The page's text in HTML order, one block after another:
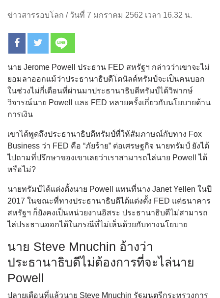
ข่าวสารรอบโลก / วันที่ 7 มกราคม 2562 เวลา 16.32 น.
นาย Jerome Powell ประธาน FED สหรัฐฯ กล่าวว่าเขาจะไม่
ยอมลาออกแม้ว่าประธานาธิบดีโดนัลด์ทรัมป์จะเป็นคนบอก
ในช่วงไม่กี่เดือนที่ผ่านมาประธานาธิบดีทรัมป์ได้วิพากษ์
วิจารณ์นาย Powell และ FED หลายครั้งเกี่ยวกับนโยบายด้าน
การเงิน
เขาได้พูดถึงประธานาธิบดีทรัมป์ที่ให้สัมภาษณ์กับทาง Fox
Business ว่า FED คือ “ภัยร้าย” ต่อเศรษฐกิจ นายทรัมป์ ยังได้
ไปถามที่ปรึกษาของเขาเลยว่าเราสามารถไล่นาย Powell ได้
หรือไม่?
นายทรัมป์ได้แต่งตั้งนาย Powell แทนที่นาง Janet Yellen ในปี
2017 ในขณะที่ทางประธานาธิบดีได้แต่งตั้ง FED แต่ธนาคาร
สหรัฐฯ ก็ยังคงเป็นหน่วยงานอิสระ ประธานาธิบดีไม่สามารถ
ไล่ประธานออกได้ในกรณีที่ไม่เห็นด้วยกับทางนโยบาย
นาย Steve Mnuchin อ้างว่า
ประธานาธิบดีไม่ต้องการที่จะไล่นาย
Powell
ปลายเดือนที่แล้วนาย Steve Mnuchin รัฐมนตรีกระทรวงการ